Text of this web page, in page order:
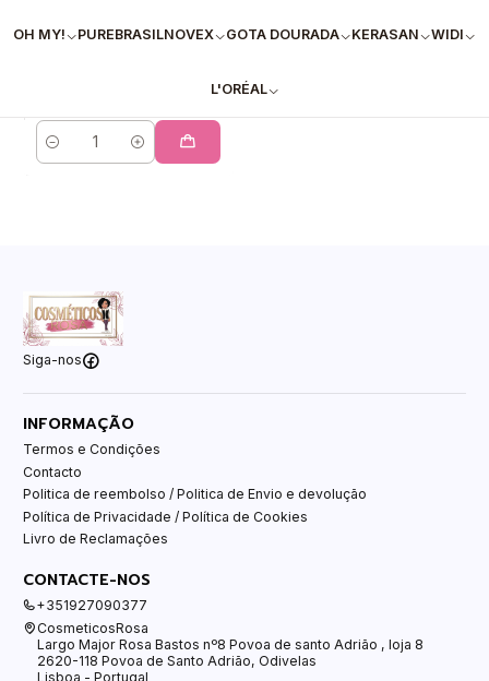
OH MY! PUREBRASILNOVEX GOTA DOURADA KERASAN WIDI
L'ORÉAL
Tutano - Força e
Quantidade
Siga-nos
INFORMAÇÃO
Termos e Condições
Contacto
Politica de reembolso / Politica de Envio e devolução
Política de Privacidade / Política de Cookies
Livro de Reclamações
CONTACTE-NOS
+351927090377
CosmeticosRosa
Largo Major Rosa Bastos nº8 Povoa de santo Adrião , loja 8
2620-118 Povoa de Santo Adrião, Odivelas
Lisboa - Portugal